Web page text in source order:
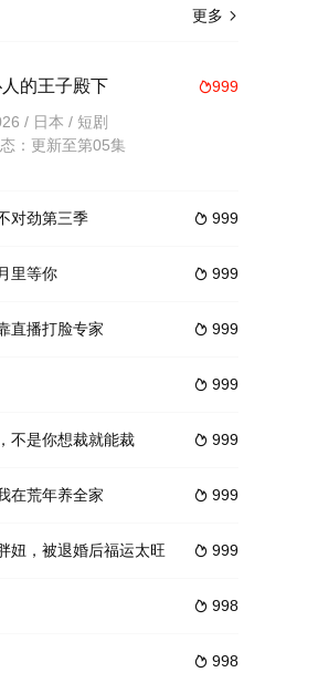
扣声纹技术破案视角，通过对声音线索抽丝剥
更多 
999
的王子殿下
/ 日本 / 短剧
：更新至第05集
 999
对劲第三季
 999
里等你
 999
直播打脸专家
 999
 999
不是你想裁就能裁
 999
在荒年养全家
 999
妞，被退婚后福运太旺
 998
 998